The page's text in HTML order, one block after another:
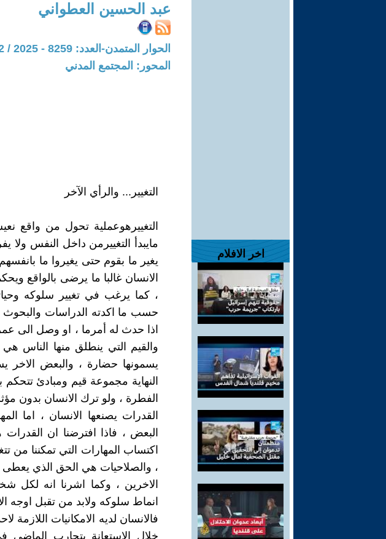
اخر الافلام
عبد الحسين العطواني
الحوار المتمدن-العدد: 8259 - 2025 / 2 / 20 - 11:42
المحور: المجتمع المدني
التغيير... والرأي الآخر
التغييرهوعملية تحول من واقع
مايبدأ التغييرمن داخل النفس ولا
يغير ما بقوم حتى يغيروا ما
الانسان غالبا ما يرضى بالواقع
، كما يرغب في تغيير سلوكه
حسب ما اكدته الدراسات والبحوث
اذا حدث له أمرما ، او وصل الى
والقيم التي ينطلق منها الناس
يسمونها حضارة ، والبعض الاخر
النهاية مجموعة قيم ومبادئ تتحكم
الفطرة ، ولو ترك الانسان بدون
القدرات يصنعها الانسان ، اما
البعض ، فاذا افترضنا ان
اكتساب المهارات التي تمكننا من
، والصلاحيات هي الحق الذي يعطى
الاخرين ، وكما اشرنا انه لكل
انماط سلوكه ولابد من تقبل اوجه
فالانسان لديه الامكانيات
خلال الاستعانة بتجارب الماضي